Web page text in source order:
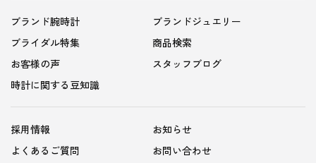
ブランド腕時計
ブランドジュエリー
ブライダル特集
商品検索
お客様の声
スタッフブログ
時計に関する豆知識
採用情報
お知らせ
よくあるご質問
お問い合わせ